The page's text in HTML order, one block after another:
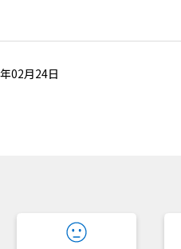
02月24日